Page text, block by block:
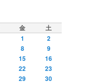
金
土
1
2
8
9
15
16
22
23
29
30